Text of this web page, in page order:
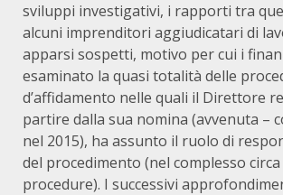
sviluppi investigativi, i rapporti tra
alcuni imprenditori aggiudicatari di
apparsi sospetti, motivo per cui i
esaminato la quasi totalità delle
d’affidamento nelle quali il Direttore
partire dalla sua nomina (avvenuta –
nel 2015), ha assunto il ruolo di
del procedimento (nel complesso circa
procedure). I successivi